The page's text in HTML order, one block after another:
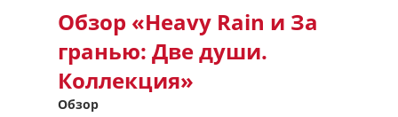
Обзор «Heavy Rain и За
гранью: Две души.
Коллекция»
Обзор